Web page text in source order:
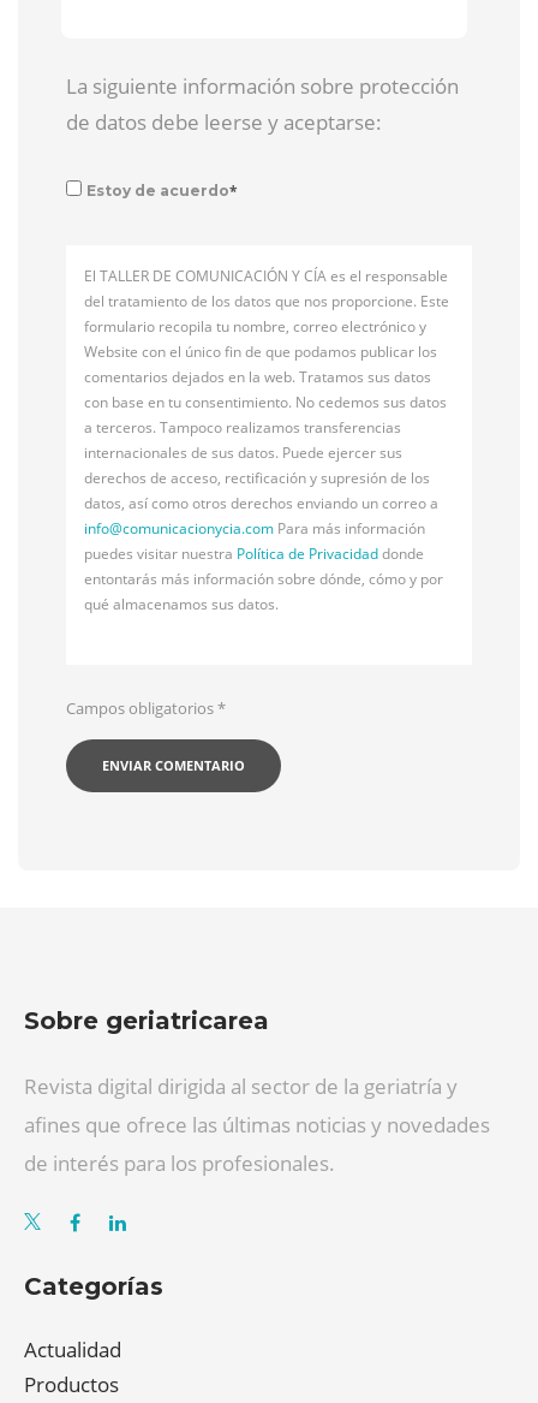
La siguiente información sobre protección
de datos debe leerse y aceptarse:
Estoy de acuerdo*
El TALLER DE COMUNICACIÓN Y CÍA es el responsable
del tratamiento de los datos que nos proporcione. Este
formulario recopila tu nombre, correo electrónico y
Website con el único fin de que podamos publicar los
comentarios dejados en la web. Tratamos sus datos
con base en tu consentimiento. No cedemos sus datos
a terceros. Tampoco realizamos transferencias
internacionales de sus datos. Puede ejercer sus
derechos de acceso, rectificación y supresión de los
datos, así como otros derechos enviando un correo a
info@comunicacionycia.com Para más información
puedes visitar nuestra Política de Privacidaddonde
entontarás más información sobre dónde, cómo y por
qué almacenamos sus datos.
Campos obligatorios*
Sobre geriatricarea
Revista digital dirigida al sector de la geriatría y
afines que ofrece las últimas noticias y novedades
de interés para los profesionales.
Categorías
Actualidad
Productos